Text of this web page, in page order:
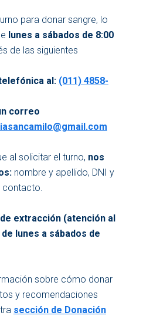
para donar sangre, lo
lunes a sábados de 8:00
de las siguientes
al: (011) 4858-
correo
al solicitar el turno, nos
nombre y apellido, DNI y
contacto.
extracción (atención al
lunes a sábados de
sobre cómo donar
y recomendaciones
sección de Donación